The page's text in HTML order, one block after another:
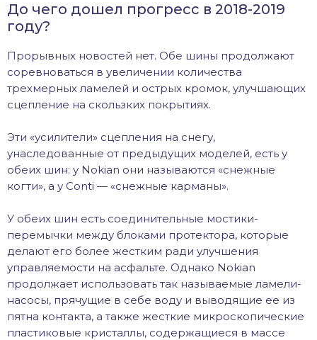
До чего дошел прогресс в 2018-2019
году?
Прорывных новостей нет. Обе шины продолжают
соревноваться в увеличении количества
трехмерных ламелей и острых кромок, улучшающих
сцепление на скользких покрытиях.
Эти «усилители» сцепления на снегу,
унаследованные от предыдущих моделей, есть у
обеих шин: у Nokian они называются «снежные
когти», а у Conti — «снежные карманы».
У обеих шин есть соединительные мостики-
перемычки между блоками протектора, которые
делают его более жестким ради улучшения
управляемости на асфальте. Однако Nokian
продолжает использовать так называемые ламели-
насосы, прячущие в себе воду и выводящие ее из
пятна контакта, а также жесткие микроскопические
пластиковые кристаллы, содержащиеся в массе